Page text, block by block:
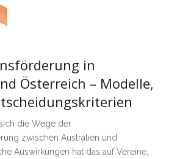
in
Österreich – Modelle,
die Wege der
zwischen Australien und
Auswirkungen hat das auf Vereine,